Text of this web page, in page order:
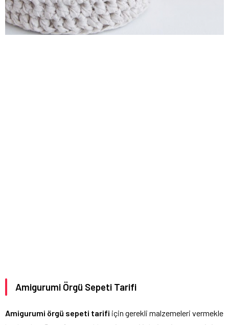
Amigurumi Örgü Sepeti Tarifi
Amigurumi örgü sepeti tarifi için gerekli malzemeleri vermekle